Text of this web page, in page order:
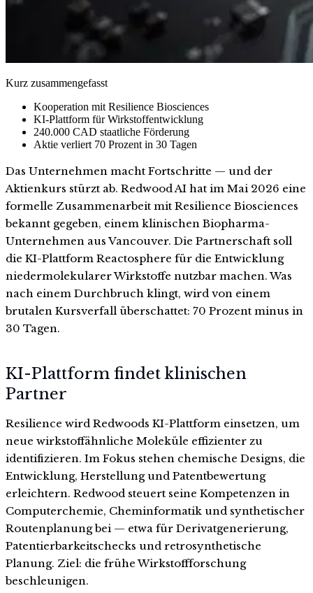
Kurz zusammengefasst
Kooperation mit Resilience Biosciences
KI-Plattform für Wirkstoffentwicklung
240.000 CAD staatliche Förderung
Aktie verliert 70 Prozent in 30 Tagen
Das Unternehmen macht Fortschritte — und der
Aktienkurs stürzt ab. Redwood AI hat im Mai 2026 eine
formelle Zusammenarbeit mit Resilience Biosciences
bekannt gegeben, einem klinischen Biopharma-
Unternehmen aus Vancouver. Die Partnerschaft soll
die KI-Plattform Reactosphere für die Entwicklung
niedermolekularer Wirkstoffe nutzbar machen. Was
nach einem Durchbruch klingt, wird von einem
brutalen Kursverfall überschattet: 70 Prozent minus in
30 Tagen.
KI-Plattform findet klinischen
Partner
Resilience wird Redwoods KI-Plattform einsetzen, um
neue wirkstoffähnliche Moleküle effizienter zu
identifizieren. Im Fokus stehen chemische Designs, die
Entwicklung, Herstellung und Patentbewertung
erleichtern. Redwood steuert seine Kompetenzen in
Computerchemie, Cheminformatik und synthetischer
Routenplanung bei — etwa für Derivatgenerierung,
Patentierbarkeitschecks und retrosynthetische
Planung. Ziel: die frühe Wirkstoffforschung
beschleunigen.